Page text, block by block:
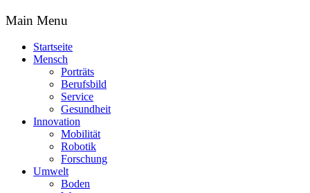
Main Menu
Startseite
Mensch
Porträts
Berufsbild
Service
Gesundheit
Innovation
Mobilität
Robotik
Forschung
Umwelt
Boden